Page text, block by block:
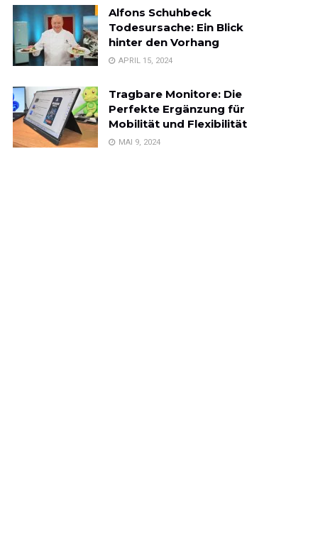
Alfons Schuhbeck
Todesursache: Ein Blick
hinter den Vorhang
APRIL 15, 2024
Tragbare Monitore: Die
Perfekte Ergänzung für
Mobilität und Flexibilität
MAI 9, 2024